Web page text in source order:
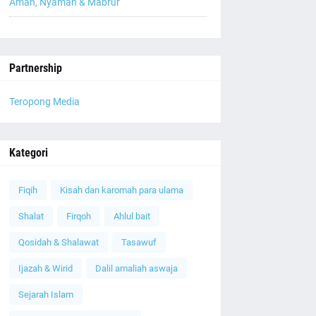
Partnership
Teropong Media
Kategori
Fiqih Kisah dan karomah para ulama
Shalat Firqoh Ahlul bait
Qosidah & Shalawat Tasawuf
Ijazah & Wirid Dalil amaliah aswaja
Sejarah Islam